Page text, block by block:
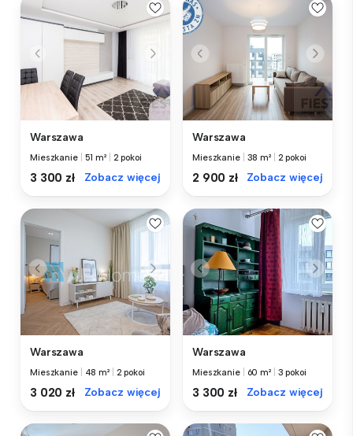
Warszawa
Mieszkanie 51 m² 2 pokoi
3 300 zł Zobacz więcej
Warszawa
Mieszkanie 38 m² 2 pokoi
2 900 zł Zobacz więcej
Warszawa
Mieszkanie 48 m² 2 pokoi
3 020 zł Zobacz więcej
Warszawa
Mieszkanie 60 m² 3 pokoi
3 300 zł Zobacz więcej